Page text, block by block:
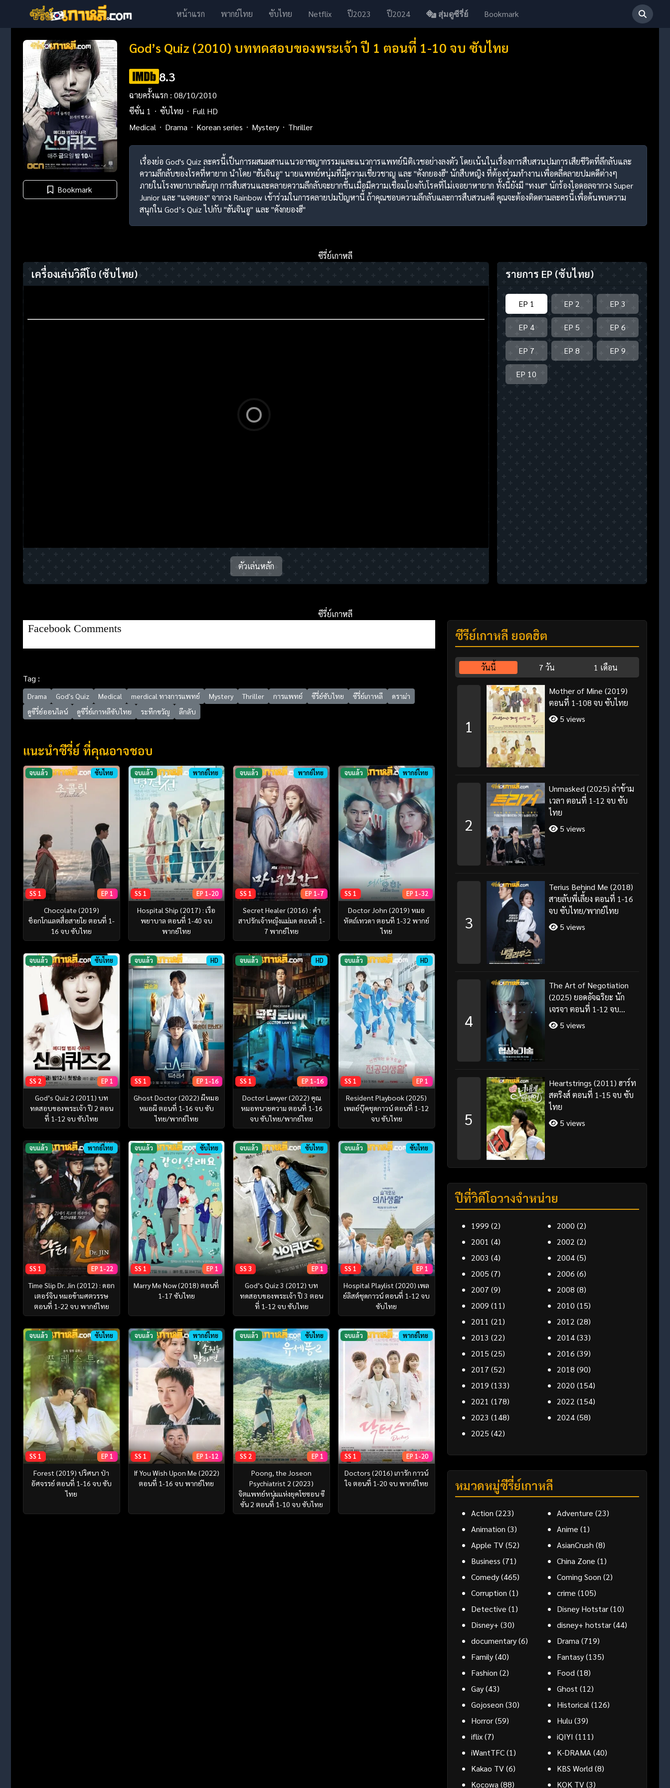
หน้าแรก พากย์ไทย ซับไทย Netflix ปี2023 ปี2024 สุ่มดูซีรี่ย์ Bookmark
Bookmark
God’s Quiz (2010) บททดสอบของพระเจ้า ปี 1 ตอนที่ 1-10 จบ ซับไทย
8.3
ฉายครั้งแรก : 08/10/2010
ซีซั่น 1
ซับไทย
Full HD
Medical
Drama Korean series Mystery Thriller
เรื่องย่อ God's Quiz ละครนี้เป็นการผสมผสานแนวอาชญากรรมและแนวการแพทย์นิติเวชอย่างลงตัว โดยเน้นในเรื่องการสืบสวนปมการเสียชีวิตที่ลึกลับและ
ความลึกลับของโรคที่หายาก นำโดย "ฮันจินอู" นายแพทย์หนุ่มที่มีความเชี่ยวชาญ และ "คังกยองฮี" นักสืบหญิง ที่ต้องร่วมทำงานเพื่อคลี่คลายปมคดีต่างๆ
ภายในโรงพยาบาลฮันกุก การสืบสวนและคลายความลึกลับจะยากขึ้นเมื่อมีความเชื่อมโยงกับโรคที่ไม่เจอยาหายาก ทั้งนี้ยังมี "ทงเฮ" นักร้องไอดอลจากวง Super
Junior และ "แจคยอง" จากวง Rainbow เข้าร่วมในการคลายปมปัญหานี้ ถ้าคุณชอบความลึกลับและการสืบสวนคดี คุณจะต้องติดตามละครนี้เพื่อค้นพบความ
สนุกใน God’s Quiz ไปกับ "ฮันจินอู" และ "คังกยองฮี"
ซีรี่ย์เกาหลี
เครื่องเล่นวิดีโอ (ซับไทย)
ตัวเล่นหลัก
รายการ EP (ซับไทย)
EP 1 EP 2 EP 3
EP 4 EP 5 EP 6
EP 7 EP 8 EP 9
EP 10
ซีรี่ย์เกาหลี
Facebook Comments
Tag :
Drama God's Quiz Medical merdical ทางการแพทย์ Mystery Thriller การแพทย์ ซีรี่ย์ซับไทย ซีรี่ย์เกาหลี
ดราม่า
ดูซีรี่ย์ออนไลน์
ดูซีรี่ย์เกาหลีซับไทย ระทึกขวัญ ลึกลับ
แนะนำซีรี่ย์ ที่คุณอาจชอบ
จบแล้ว ซับไทย
SS 1 EP 1
Chocolate (2019)
ช็อกโกแลตสื่อสายใย ตอนที่ 1-
16 จบ ซับไทย
จบแล้ว พากย์ไทย
SS 1 EP 1-20
Hospital Ship (2017) : เรือ
พยาบาล ตอนที่ 1-40 จบ
พากย์ไทย
จบแล้ว พากย์ไทย
SS 1 EP 1-7
Secret Healer (2016) : คำ
สาปรักเจ้าหญิงแม่มด ตอนที่ 1-
7 พากย์ไทย
จบแล้ว พากย์ไทย
SS 1 EP 1-32
Doctor John (2019) หมอ
หัตถ์เทวดา ตอนที 1-32 พากย์
ไทย
จบแล้ว ซับไทย
SS 2 EP 1
God’s Quiz 2 (2011) บท
ทดสอบของพระเจ้า ปี 2 ตอน
ที่ 1-12 จบ ซับไทย
จบแล้ว HD
SS 1 EP 1-16
Ghost Doctor (2022) ผีหมอ
หมอผี ตอนที่ 1-16 จบ ซับ
ไทย/พากย์ไทย
จบแล้ว HD
SS 1 EP 1-16
Doctor Lawyer (2022) คุณ
หมอทนายความ ตอนที่ 1-16
จบ ซับไทย/พากย์ไทย
จบแล้ว HD
SS 1 EP 1
Resident Playbook (2025)
เพลย์บุ๊คชุดกาวน์ ตอนที่ 1-12
จบ ซับไทย
จบแล้ว พากย์ไทย
SS 1 EP 1-22
Time Slip Dr. Jin (2012) : ดอก
เตอร์จิน หมอข้ามศตวรรษ
ตอนที่ 1-22 จบ พากย์ไทย
จบแล้ว ซับไทย
SS 1 EP 1
Marry Me Now (2018) ตอนที่
1-17 ซับไทย
จบแล้ว ซับไทย
SS 3 EP 1
God’s Quiz 3 (2012) บท
ทดสอบของพระเจ้า ปี 3 ตอน
ที่ 1-12 จบ ซับไทย
จบแล้ว ซับไทย
SS 1 EP 1
Hospital Playlist (2020) เพล
ย์ลิสต์ชุดกาวน์ ตอนที่ 1-12 จบ
ซับไทย
จบแล้ว ซับไทย
SS 1 EP 1
Forest (2019) ปริศนา ป่า
อัศจรรย์ ตอนที่ 1-16 จบ ซับ
ไทย
จบแล้ว พากย์ไทย
SS 1 EP 1-12
If You Wish Upon Me (2022)
ตอนที่ 1-16 จบ พากย์ไทย
จบแล้ว ซับไทย
SS 2 EP 1
Poong, the Joseon
Psychiatrist 2 (2023)
จิตแพทย์หนุ่มแห่งยุคโชซอน ซี
ซั่น 2 ตอนที่ 1-10 จบ ซับไทย
จบแล้ว พากย์ไทย
SS 1 EP 1-20
Doctors (2016) เการัก กาวน์
ใจ ตอนที่ 1-20 จบ พากย์ไทย
ซีรี่ย์เกาหลี ยอดฮิต
วันนี้ 7 วัน 1 เดือน
1
Mother of Mine (2019)
ตอนที่ 1-108 จบ ซับไทย
5 views
2
Unmasked (2025) ล่าข้าม
เวลา ตอนที่ 1-12 จบ ซับ
ไทย
5 views
3
Terius Behind Me (2018)
สายลับพี่เลี้ยง ตอนที่ 1-16
จบ ซับไทย/พากย์ไทย
5 views
4
The Art of Negotiation
(2025) ยอดอัจฉริยะ นัก
เจรจา ตอนที่ 1-12 จบ
พากย์ไทย/ซับไทย
5 views
5
Heartstrings (2011) ฮาร์ท
สตริงส์ ตอนที่ 1-15 จบ ซับ
ไทย
5 views
ปีที่วิดีโอวางจำหน่าย
1999 (2) 2000 (2)
2001 (4) 2002 (2)
2003 (4) 2004(5)
2005 (7) 2006 (6)
2007 (9) 2008 (8)
2009 (11) 2010 (15)
2011 (21) 2012 (28)
2013 (22) 2014(33)
2015 (25) 2016 (39)
2017 (52) 2018 (90)
2019 (133) 2020 (154)
2021 (178) 2022 (154)
2023 (148) 2024(58)
2025 (42)
หมวดหมู่ซีรี่ย์เกาหลี
Action (223) Adventure (23)
Animation (3) Anime (1)
Apple TV(52) AsianCrush (8)
Business (71) China Zone (1)
Comedy(465) Coming Soon (2)
Corruption (1) crime (105)
Detective (1) Disney Hotstar(10)
Disney+ (30) disney+ hotstar(44)
documentary(6) Drama (719)
Family(40) Fantasy(135)
Fashion (2) Food (18)
Gay(43) Ghost (12)
Gojoseon (30) Historical (126)
Horror(59) Hulu (39)
iflix(7) iQIYI (111)
iWantTFC(1) K-DRAMA (40)
Kakao TV(6) KBS World (8)
Kocowa (88) KOK TV(3)